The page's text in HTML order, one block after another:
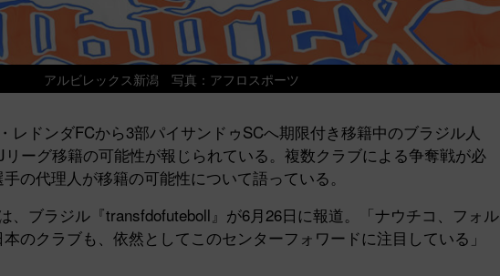
アルビレックス新潟 写真：アフロスポーツ
レドンダFCから3部パイサンドゥSCへ期限付き移籍中のブラジル人
ーグ移籍の可能性が報じられている。複数クラブによる争奪戦が必
の代理人が移籍の可能性について語っている。
、ブラジル『transfdofuteboll』が6月26日に報道。「ナウチコ、フォル
のクラブも、依然としてこのセンターフォワードに注目している」